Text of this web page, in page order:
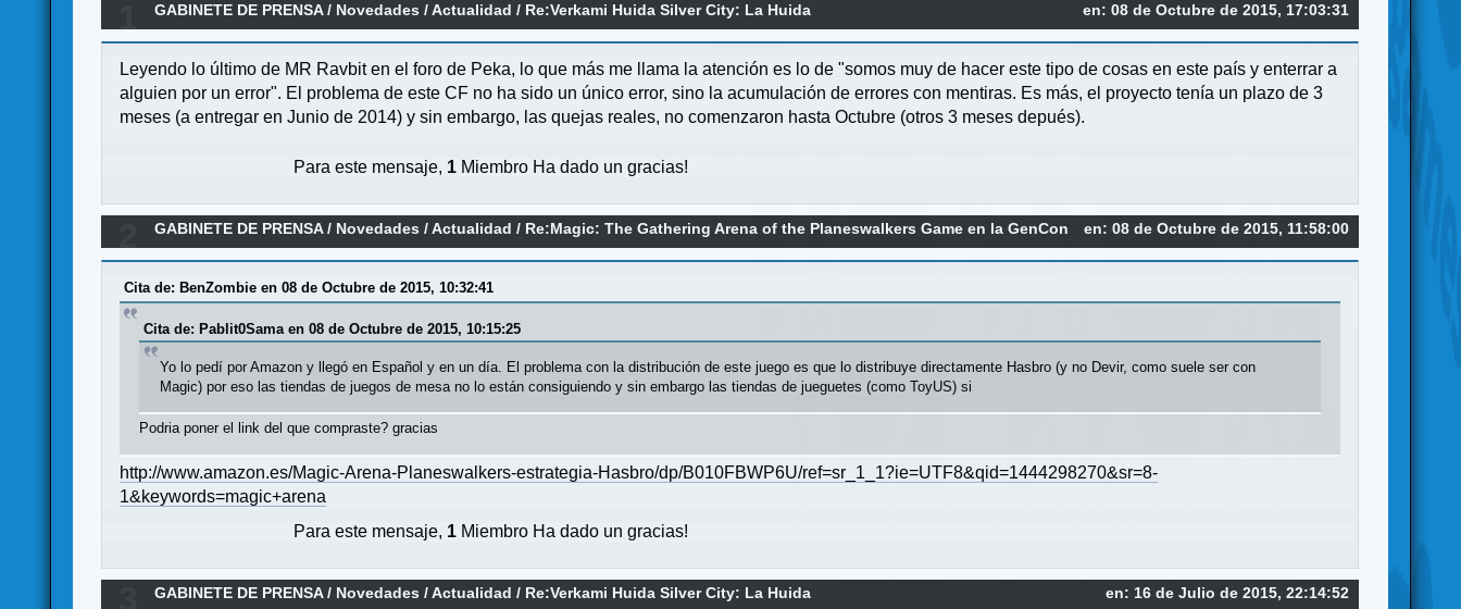
en: 08 de Octubre de 2015, 17:03:31
GABINETE DE PRENSA/ Novedades / Actualidad / Re:Verkami Huida Silver City: La Huida
Leyendo lo último de MR Ravbit en el foro de Peka, lo que más me llama la atención es lo de "somos muy de hacer este tipo de cosas en este país y enterrar a
alguien por un error". El problema de este CF no ha sido un único error, sino la acumulación de errores con mentiras. Es más, el proyecto tenía un plazo de 3
meses (a entregar en Junio de 2014) y sin embargo, las quejas reales, no comenzaron hasta Octubre (otros 3 meses depués).
Para este mensaje, 1 Miembro Ha dado un gracias!
en: 08 de Octubre de 2015, 11:58:00
GABINETE DE PRENSA/ Novedades / Actualidad / Re:Magic: The Gathering Arena of the Planeswalkers Game en la GenCon
2015
Cita de: BenZombie en 08 de Octubre de 2015, 10:32:41
Cita de: Pablit0Sama en 08 de Octubre de 2015, 10:15:25
Yo lo pedí por Amazon y llegó en Español y en un día. El problema con la distribución de este juego es que lo distribuye directamente Hasbro (y no Devir, como suele ser con
Magic) por eso las tiendas de juegos de mesa no lo están consiguiendo y sin embargo las tiendas de jueguetes (como ToyUS) si
Podria poner el link del que compraste? gracias
http://www.amazon.es/Magic-Arena-Planeswalkers-estrategia-Hasbro/dp/B010FBWP6U/ref=sr_1_1?ie=UTF8&qid=1444298270&sr=8-
1&keywords=magic+arena
Para este mensaje, 1 Miembro Ha dado un gracias!
en: 16 de Julio de 2015, 22:14:52
GABINETE DE PRENSA/ Novedades / Actualidad / Re:Verkami Huida Silver City: La Huida